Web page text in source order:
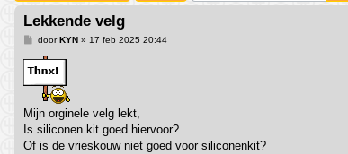
Lekkende velg
B
r
i
doorKYN» 17 feb 2025 20:44
Mijn orginele velg lekt,
Is siliconen kit goed hiervoor?
Of is de vrieskouw niet goed voor siliconenkit?